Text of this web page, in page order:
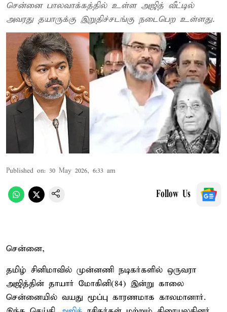
சென்னை பாலவாக்கத்தில் உள்ள அஜித் வீட்டில்
அவரது தயாருக்கு இறுதிச்சடங்கு நடைபெற உள்ளது.
Published on: 30 May 2026, 6:33 am
Follow Us
சென்னை,
தமிழ் சினிமாவில் முன்னணி நடிகர்களில் ஒருவரா
அஜித்தின் தாயார் மோகினி(84) இன்று காலை
சென்னையில் வயது மூப்பு காரணமாக காலமானார்.